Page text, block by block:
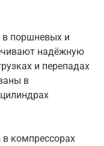
поршневых и
надёжную
и перепадах
в
компрессорах